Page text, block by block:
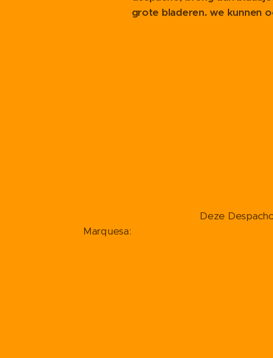
grote bladeren. we kunnen
Deze Despacho's
Marquesa: